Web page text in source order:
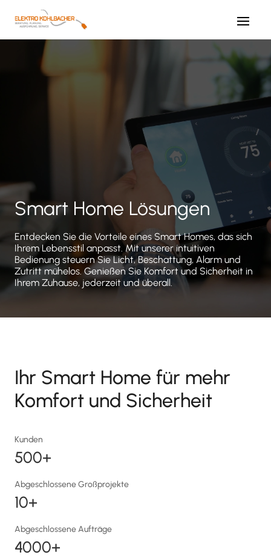
Smart Home Lösungen
Entdecken Sie die Vorteile eines Smart Homes, das sich
Ihrem Lebensstil anpasst. Mit unserer intuitiven
Bedienung steuern Sie Licht, Beschattung, Alarm und
Zutritt mühelos. Genießen Sie Komfort und Sicherheit in
Ihrem Zuhause, jederzeit und überall.
Ihr Smart Home für mehr
Komfort und Sicherheit
Kunden
500+
Abgeschlossene Großprojekte
10+
Abgeschlossene Aufträge
4000+